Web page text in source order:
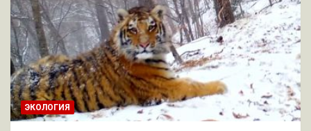
ЭКОЛОГИЯ